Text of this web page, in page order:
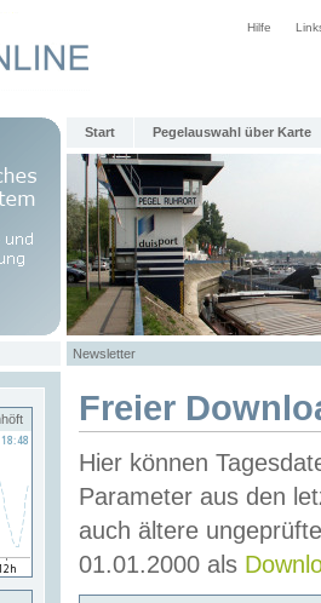
Hilfe
Start Pegelauswahl über Karte
Newsletter
Freier
Hier können
Parameter aus den
auch ältere
01.01.2000 als